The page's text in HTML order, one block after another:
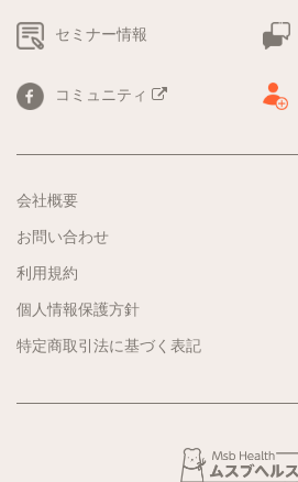
セミナー情報
コミュニティ
会社概要
お問い合わせ
利用規約
個人情報保護方針
特定商取引法に基づく表記